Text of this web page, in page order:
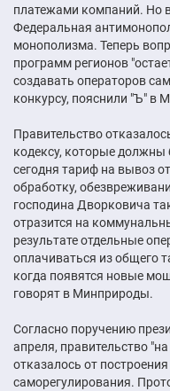
платежами компаний. Но
Федеральная
монополизма. Теперь
программ регионов
создавать операторов
конкурсу, пояснили "Ъ" в
Правительство
кодексу, которые
сегодня тариф на вывоз
обработку,
господина Дворковича
отразится на
результате отдельные
оплачиваться из общего
когда появятся новые
говорят в Минприроды.
Согласно поручению
апреля, правительство
отказалось от
саморегулирования.